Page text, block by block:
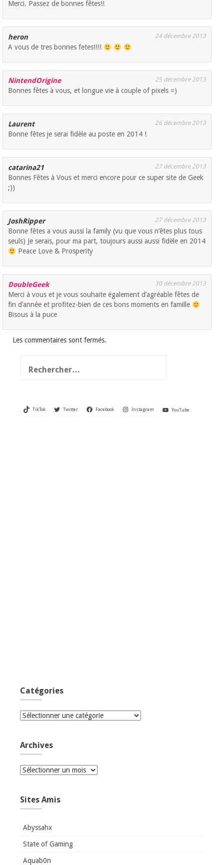
Merci. Passez de bonnes fêtes!!
heron 24 décembre 2013
A vous de tres bonnes fetes!!!!
NintendOrigine 25 décembre 2013
Bonnes fêtes à vous, et longue vie à couple of pixels =)
Laurent 26 décembre 2013
Bonne fêtes je serai fidèle au poste en 2014 !
catarina21 27 décembre 2013
Bonnes Fêtes à Vous et merci encore pour ce super site de Geek
;))
JoshRipper 27 décembre 2013
Bonne fêtes a vous aussi la family (vu que vous n’êtes plus tous
seuls) Je serais, pour ma part, toujours aussi aussi fidèle en 2014
Peace Love & Prosperity
DoubleGeek 30 décembre 2013
Merci à vous et je vous souhaite également d’agréable fêtes de
fin d’année et profitez-bien de ces bons moments en famille
Bisous à la puce
Les commentaires sont fermés.
TikTok Twitter Facebook Instagram YouTube
Catégories
Catégories
Archives
Archives
Sites Amis
Abyssahx
State of Gaming
Aquab0n